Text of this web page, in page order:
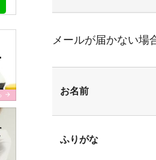
メールが届かない場
お名前
ふりがな
arrow_forward